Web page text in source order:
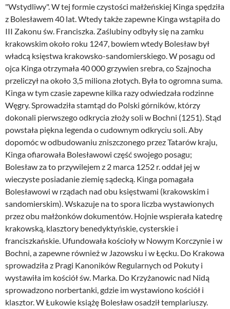
"Wstydliwy". W tej formie czystości małżeńskiej Kinga spędziła
z Bolesławem 40 lat. Wtedy także zapewne Kinga wstąpiła do
III Zakonu św. Franciszka. Zaślubiny odbyły się na zamku
krakowskim około roku 1247, bowiem wtedy Bolesław był
władcą księstwa krakowsko-sandomierskiego. W posagu od
ojca Kinga otrzymała 40 000 grzywien srebra, co Szajnocha
przeliczył na około 3,5 miliona złotych. Była to ogromna suma.
Kinga w tym czasie zapewne kilka razy odwiedzała rodzinne
Węgry. Sprowadziła stamtąd do Polski górników, którzy
dokonali pierwszego odkrycia złoży soli w Bochni (1251). Stąd
powstała piękna legenda o cudownym odkryciu soli. Aby
dopomóc w odbudowaniu zniszczonego przez Tatarów kraju,
Kinga ofiarowała Bolesławowi część swojego posagu;
Bolesław za to przywilejem z 2 marca 1252 r. oddał jej w
wieczyste posiadanie ziemię sądecką. Kinga pomagała
Bolesławowi w rządach nad obu księstwami (krakowskim i
sandomierskim). Wskazuje na to spora liczba wystawionych
przez obu małżonków dokumentów. Hojnie wspierała katedrę
krakowską, klasztory benedyktyńskie, cysterskie i
franciszkańskie. Ufundowała kościoły w Nowym Korczynie i w
Bochni, a zapewne również w Jazowsku i w Łęcku. Do Krakowa
sprowadziła z Pragi Kanoników Regularnych od Pokuty i
wystawiła im kościół św. Marka. Do Krzyżanowic nad Nidą
sprowadzono norbertanki, gdzie im wystawiono kościół i
klasztor. W Łukowie książę Bolesław osadził templariuszy.